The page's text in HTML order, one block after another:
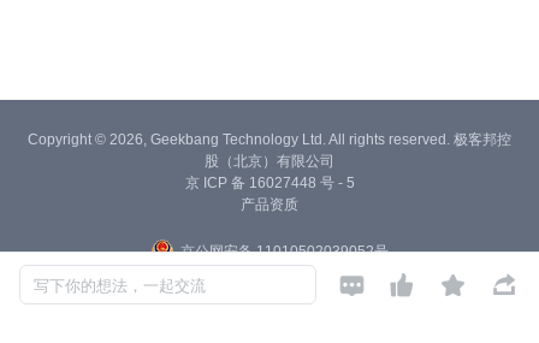
写下你的想法，一起交流    
Copyright © 2026, Geekbang Technology Ltd. All rights reserved. 极客邦控
股（北京）有限公司
京 ICP 备 16027448 号 - 5
产品资质
京公网安备 11010502039052号